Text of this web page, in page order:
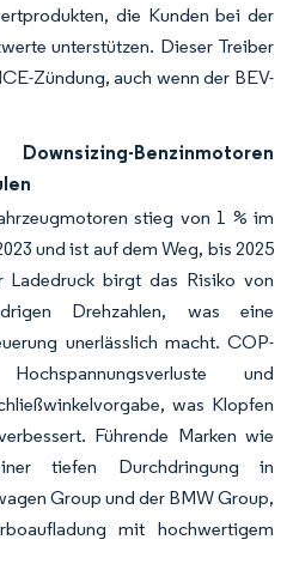
die Kunden bei der
unterstützen. Dieser Treiber
Zündung, auch wenn der BEV-
Benzinmotoren
stieg von 1 % im
und ist auf dem Weg, bis 2025
Ladedruck birgt das Risiko von
Drehzahlen, was eine
unerlässlich macht. COP-
und
was Klopfen
Führende Marken wie
tiefen Durchdringung in
Group und der BMW Group,
mit hochwertigem